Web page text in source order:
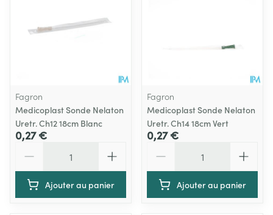
Fagron
Medicoplast Sonde Nelaton
Uretr. Ch12 18cm Blanc
0,27 €
Ajouter au panier
Fagron
Medicoplast Sonde Nelaton
Uretr. Ch14 18cm Vert
0,27 €
Ajouter au panier